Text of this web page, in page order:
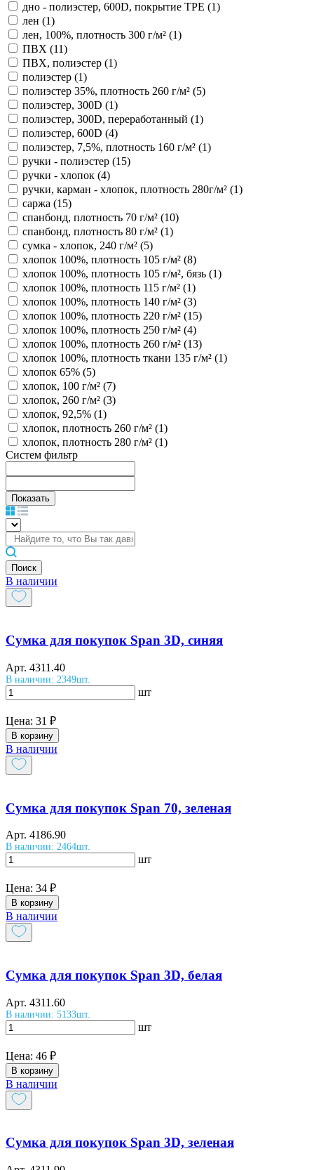
дно - полиэстер, 600D, покрытие TPE (1)
лен (1)
лен, 100%, плотность 300 г/м² (1)
ПВХ (11)
ПВХ, полиэстер (1)
полиэстер (1)
полиэстер 35%, плотность 260 г/м² (5)
полиэстер, 300D (1)
полиэстер, 300D, переработанный (1)
полиэстер, 600D (4)
полиэстер, 7,5%, плотность 160 г/м² (1)
ручки - полиэстер (15)
ручки - хлопок (4)
ручки, карман - хлопок, плотность 280г/м² (1)
саржа (15)
спанбонд, плотность 70 г/м² (10)
спанбонд, плотность 80 г/м² (1)
сумка - хлопок, 240 г/м² (5)
хлопок 100%, плотность 105 г/м² (8)
хлопок 100%, плотность 105 г/м², бязь (1)
хлопок 100%, плотность 115 г/м² (1)
хлопок 100%, плотность 140 г/м² (3)
хлопок 100%, плотность 220 г/м² (15)
хлопок 100%, плотность 250 г/м² (4)
хлопок 100%, плотность 260 г/м² (13)
хлопок 100%, плотность ткани 135 г/м² (1)
хлопок 65% (5)
хлопок, 100 г/м² (7)
хлопок, 260 г/м² (3)
хлопок, 92,5% (1)
хлопок, плотность 260 г/м² (1)
хлопок, плотность 280 г/м² (1)
Систем фильтр
Поиск
В наличии
Сумка для покупок Span 3D, синяя
Арт. 4311.40
В наличии: 2349шт.
шт
Цена: 31 ₽
В корзину
В наличии
Сумка для покупок Span 70, зеленая
Арт. 4186.90
В наличии: 2464шт.
шт
Цена: 34 ₽
В корзину
В наличии
Сумка для покупок Span 3D, белая
Арт. 4311.60
В наличии: 5133шт.
шт
Цена: 46 ₽
В корзину
В наличии
Сумка для покупок Span 3D, зеленая